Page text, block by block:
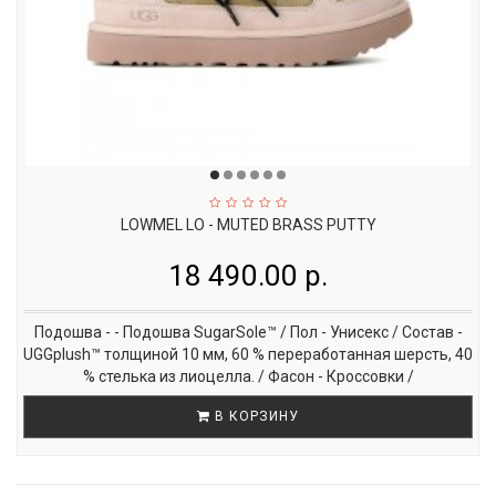
LOWMEL LO - MUTED BRASS PUTTY
18 490.00 р.
Подошва - - Подошва SugarSole™ / Пол - Унисекс / Состав -
UGGplush™ толщиной 10 мм, 60 % переработанная шерсть, 40
% стелька из лиоцелла. / Фасон - Кроссовки /
В КОРЗИНУ